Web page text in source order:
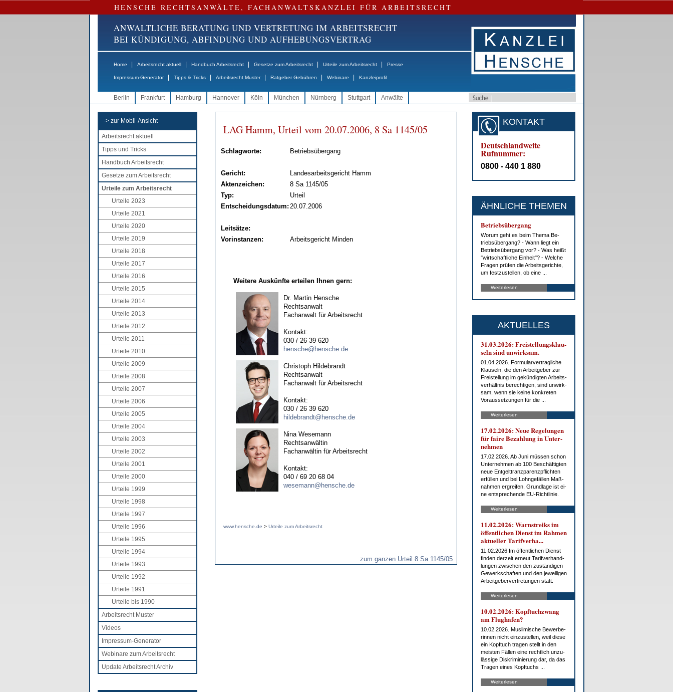
HENSCHE RECHTSANWÄLTE, FACHANWALTSKANZLEI FÜR ARBEITSRECHT
ANWALTLICHE BERATUNG UND VERTRETUNG IM ARBEITSRECHT
BEI KÜNDIGUNG, ABFINDUNG UND AUFHEBUNGSVERTRAG
Home Arbeitsrecht aktuell Handbuch Arbeitsrecht Gesetze zum Arbeitsrecht Urteile zum Arbeitsrecht Presse
Impressum-Generator Tipps & Tricks Arbeitsrecht Muster Ratgeber Gebühren Webinare Kanzleiprofil
Berlin Frankfurt Hamburg Hannover Köln München Nürnberg Stuttgart Anwälte
-> zur Mobil-Ansicht
Arbeitsrecht aktuell
Tipps und Tricks
Handbuch Arbeitsrecht
Gesetze zum Arbeitsrecht
Urteile zum Arbeitsrecht
Urteile 2023
Urteile 2021
Urteile 2020
Urteile 2019
Urteile 2018
Urteile 2017
Urteile 2016
Urteile 2015
Urteile 2014
Urteile 2013
Urteile 2012
Urteile 2011
Urteile 2010
Urteile 2009
Urteile 2008
Urteile 2007
Urteile 2006
Urteile 2005
Urteile 2004
Urteile 2003
Urteile 2002
Urteile 2001
Urteile 2000
Urteile 1999
Urteile 1998
Urteile 1997
Urteile 1996
Urteile 1995
Urteile 1994
Urteile 1993
Urteile 1992
Urteile 1991
Urteile bis 1990
Arbeitsrecht Muster
Videos
Impressum-Generator
Webinare zum Arbeitsrecht
Update Arbeitsrecht Archiv
LAG Hamm, Ur­teil vom 20.07.2006, 8 Sa 1145/05
Schlagworte: Betriebsübergang
Gericht:
Landesarbeitsgericht Hamm
Aktenzeichen:
8 Sa 1145/05
Typ:
Urteil
Entscheidungsdatum: 20.07.2006
Leitsätze:
Vorinstanzen:
Arbeitsgericht Minden
Weitere Auskünfte erteilen Ihnen gern:
Dr. Martin Hensche
Rechtsanwalt
Fachanwalt für Arbeitsrecht
Kontakt:
030 / 26 39 620
hensche@hensche.de
Christoph Hildebrandt
Rechtsanwalt
Fachanwalt für Arbeitsrecht
Kontakt:
030 / 26 39 620
hildebrandt@hensche.de
Nina Wesemann
Rechtsanwältin
Fachanwältin für Arbeitsrecht
Kontakt:
040 / 69 20 68 04
wesemann@hensche.de
www.hensche.de > Urteile zum Arbeitsrecht
zum ganzen Urteil 8 Sa 1145/05
KONTAKT
Deutschlandweite
Rufnummer:
0800 - 440 1 880
ÄHNLICHE THEMEN
Be­triebs­über­gang
Wor­um geht es beim The­ma Be­
triebs­über­gang? - Wann liegt ein
Be­triebs­über­gang vor? - Was heißt
"wirt­schaft­li­che Ein­heit"? - Wel­che
Fra­gen prü­fen die Ar­beits­ge­rich­te,
um fest­zu­stel­len, ob ei­ne ...
Weiterlesen
AKTUELLES
31.03.2026: Frei­stel­lungs­klau­
seln sind un­wirk­sam.
01.04.2026. For­mu­lar­ver­trag­li­che
Klau­seln, die den Ar­beit­ge­ber zur
Frei­stel­lung im ge­kün­dig­ten Ar­beits­
ver­hält­nis be­rech­ti­gen, sind un­wirk­
sam, wenn sie kei­ne kon­kre­ten
Vor­aus­set­zun­gen für die ...
Weiterlesen
17.02.2026: Neue Re­ge­lun­gen
für fai­re Be­zah­lung in Un­ter­
neh­men
17.02.2026. Ab Ju­ni müs­sen schon
Un­ter­neh­men ab 100 Be­schäf­tig­ten
neue Ent­gelt­tranz­pa­renz­pflich­ten
er­fül­len und bei Lohn­ge­fäl­len Maß­
nah­men er­grei­fen. Grund­la­ge ist ei­
ne ent­spre­chen­de EU-Richt­li­nie.
Weiterlesen
11.02.2026: Warn­streiks im
öf­fent­li­chen Dienst im Rah­men
ak­tu­el­ler Ta­rif­ver­ha...
11.02.2026 Im öf­fent­li­chen Dienst
fin­den der­zeit er­neut Ta­rif­ver­hand­
lun­gen zwi­schen den zu­stän­di­gen
Ge­werk­schaf­ten und den je­wei­li­gen
Ar­beit­ge­ber­ver­tre­tun­gen statt.
Weiterlesen
10.02.2026: Kopf­tuch­zwang
am Flug­ha­fen?
10.02.2026. Mus­li­mi­sche Be­wer­be­
rin­nen nicht ein­zu­stel­len, weil die­se
ein Kopf­tuch tra­gen stellt in den
meis­ten Fäl­len ei­ne recht­lich un­zu­
läs­si­ge Dis­kri­mi­nie­rung dar, da das
Tra­gen ei­nes Kopf­tuchs ...
Weiterlesen